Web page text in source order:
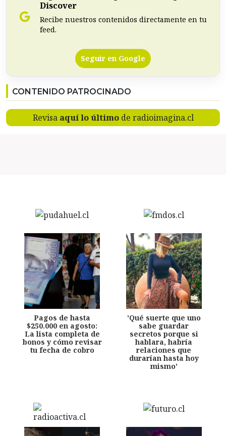
Discover
Recibe nuestros contenidos directamente en tu
feed.
Seguir en Google
CONTENIDO PATROCINADO
Revisa aquí lo últimode radioimagina.cl
Pagos de hasta
$250.000 en agosto:
La lista completa de
bonos y cómo revisar
tu fecha de cobro
'Qué suerte que uno
sabe guardar
secretos porque si
hablara, habría
relaciones que
durarían hasta hoy
mismo'